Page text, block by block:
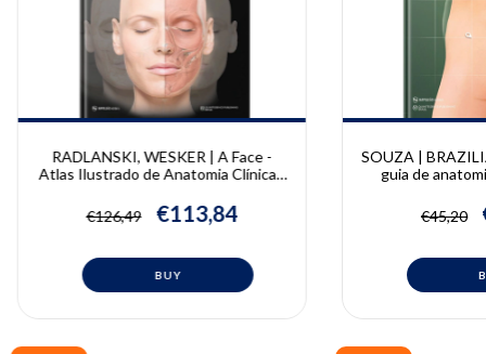
RADLANSKI, WESKER | A Face -
Atlas Ilustrado de Anatomia Clínica |
€126,49
€113,84
SOUZA |
guia de
lipoaspiração
tecido
€45,20